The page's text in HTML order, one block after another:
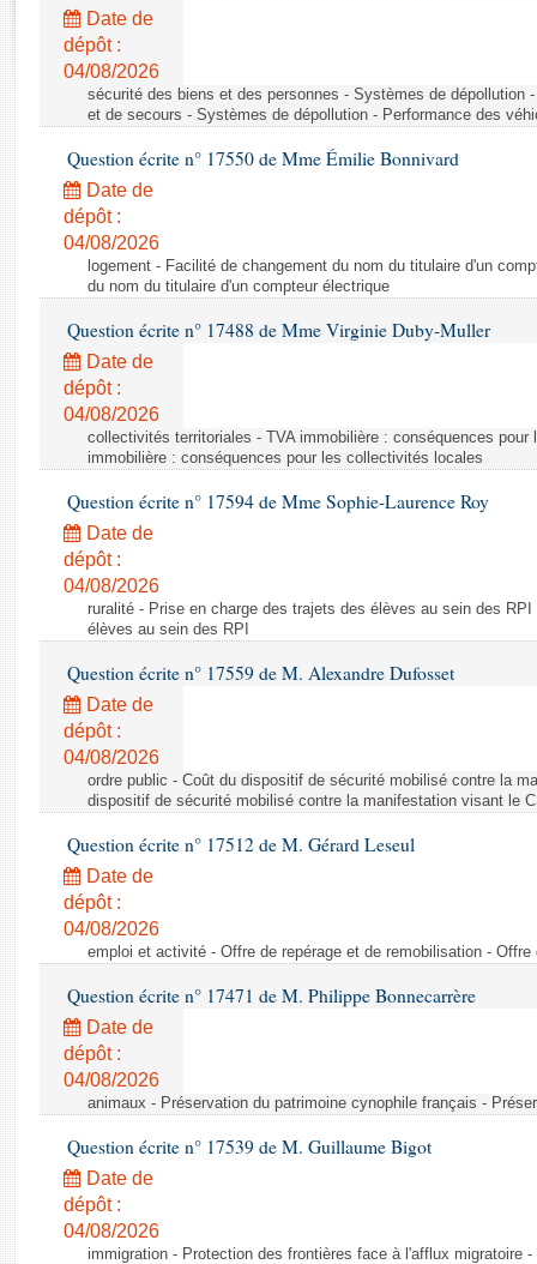
Rapports législatifs
Rapports sur l'application des lois
Baromètre de l’application des lois
Dossiers législatifs
Budget et sécurité sociale
Questions écrites et orales
Comptes rendus des débats
Date de
dépôt :
04/08/2026
sécurité des biens et des personnes - Systèmes de dépollution
et de secours - Systèmes de dépollution - Performance des
Question écrite n° 17550 de Mme Émilie Bonnivard
Date de
dépôt :
04/08/2026
logement - Facilité de changement du nom du titulaire d'un
du nom du titulaire d'un compteur électrique
Question écrite n° 17488 de Mme Virginie Duby-Muller
Date de
dépôt :
04/08/2026
collectivités territoriales - TVA immobilière : conséquences
immobilière : conséquences pour les collectivités locales
Question écrite n° 17594 de Mme Sophie-Laurence Roy
Date de
dépôt :
04/08/2026
ruralité - Prise en charge des trajets des élèves au sein des
élèves au sein des RPI
Question écrite n° 17559 de M. Alexandre Dufosset
Date de
dépôt :
04/08/2026
ordre public - Coût du dispositif de sécurité mobilisé contre la
dispositif de sécurité mobilisé contre la manifestation visant le
Question écrite n° 17512 de M. Gérard Leseul
Date de
dépôt :
04/08/2026
emploi et activité - Offre de repérage et de remobilisation -
Question écrite n° 17471 de M. Philippe Bonnecarrère
Date de
dépôt :
04/08/2026
animaux - Préservation du patrimoine cynophile français -
Question écrite n° 17539 de M. Guillaume Bigot
Date de
dépôt :
04/08/2026
immigration - Protection des frontières face à l'afflux migratoire